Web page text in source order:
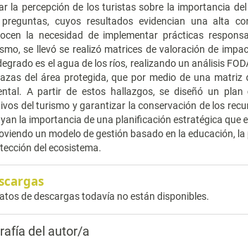
la percepción de los turistas sobre la importancia
cuyos resultados evidencian una alta
la necesidad de implementar prácticas
se llevó se realizó matrices de valoración de
es el agua de los ríos, realizando un análisis
del área protegida, que por medio de una
A partir de estos hallazgos, se diseñó un
del turismo y garantizar la conservación de los
la importancia de una planificación estratégica que
un modelo de gestión basado en la educación,
del ecosistema.
de descargas todavía no están disponibles.
del autor/a